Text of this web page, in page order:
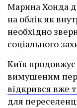
Марина Хонда
на облік як
необхідно
соціального
Київ
вимушеним
відкрився вже
для